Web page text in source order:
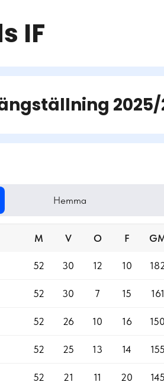
IF
Hemma
M V O F
52 30 12 10
52 30 7 15 161
52 26 10 16 150
52 25 13 14 155
52 21 11 20 145